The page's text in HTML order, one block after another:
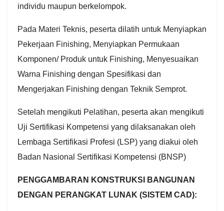
individu maupun berkelompok.
Pada Materi Teknis, peserta dilatih untuk Menyiapkan
Pekerjaan Finishing, Menyiapkan Permukaan
Komponen/ Produk untuk Finishing, Menyesuaikan
Warna Finishing dengan Spesifikasi dan
Mengerjakan Finishing dengan Teknik Semprot.
Setelah mengikuti Pelatihan, peserta akan mengikuti
Uji Sertifikasi Kompetensi yang dilaksanakan oleh
Lembaga Sertifikasi Profesi (LSP) yang diakui oleh
Badan Nasional Sertifikasi Kompetensi (BNSP)
PENGGAMBARAN KONSTRUKSI BANGUNAN
DENGAN PERANGKAT LUNAK (SISTEM CAD):